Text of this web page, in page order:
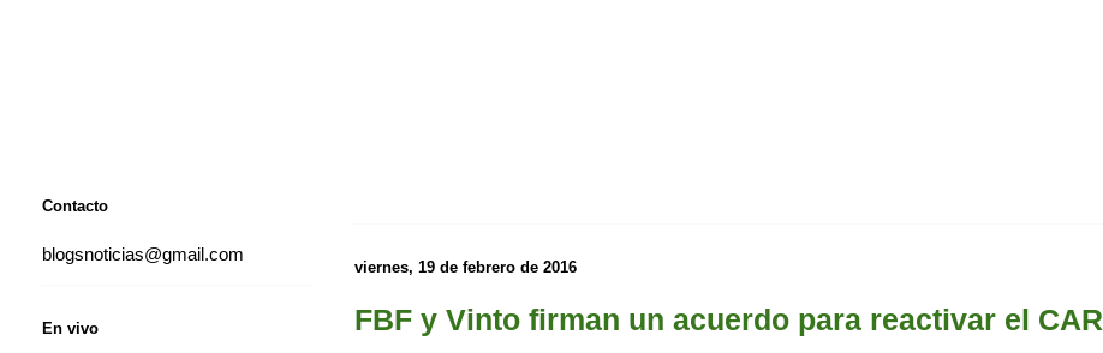
viernes, 19 de febrero de 2016
FBF y Vinto firman un acuerdo para reactivar el CAR
Contacto
blogsnoticias@gmail.com
En vivo